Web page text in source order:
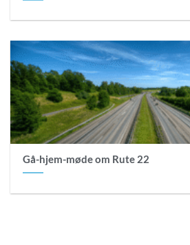
Gå-hjem-møde om Rute 22